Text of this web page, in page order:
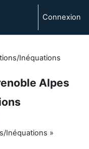
Connexion
Inéquations
Alpes
Inéquations »